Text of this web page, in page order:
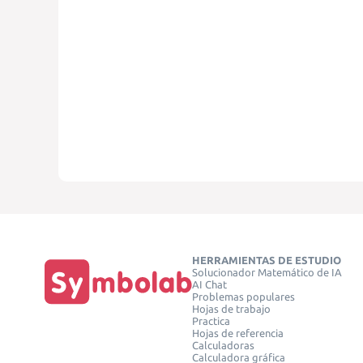
HERRAMIENTAS DE ESTUDIO
Solucionador Matemático de IA
AI Chat
Problemas populares
Hojas de trabajo
Practica
Hojas de referencia
Calculadoras
Calculadora gráfica